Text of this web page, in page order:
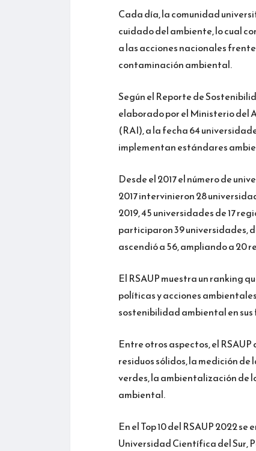
Cada día, la comunidad
cuidado del ambiente, lo cual
a las acciones nacionales
contaminación ambiental.
Según el Reporte de
elaborado por el Ministerio del
(RAI), a la fecha 64
implementan estándares
Desde el 2017 el número de
2017 intervinieron 28
2019, 45 universidades de 17
participaron 39 universidades,
ascendió a 56, ampliando a 20
El RSAUP muestra un ranking
políticas y acciones
sostenibilidad ambiental en sus
Entre otros aspectos, el
residuos sólidos, la medición
verdes, la ambientalización de
ambiental.
En el Top 10 del RSAUP 2022
Universidad Científica del Sur,